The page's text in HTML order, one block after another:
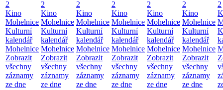
2
Kino
Mohelnice
Kulturní
kalendář
Mohelnice
Zobrazit
všechny
záznamy
ze dne
2
Kino
Mohelnice
Kulturní
kalendář
Mohelnice
Zobrazit
všechny
záznamy
ze dne
2
Kino
Mohelnice
Kulturní
kalendář
Mohelnice
Zobrazit
všechny
záznamy
ze dne
2
Kino
Mohelnice
Kulturní
kalendář
Mohelnice
Zobrazit
všechny
záznamy
ze dne
2
Kino
Mohelnice
Kulturní
kalendář
Mohelnice
Zobrazit
všechny
záznamy
ze dne
2
Kino
Mohelnice
Kulturní
kalendář
Mohelnice
Zobrazit
všechny
záznamy
ze dne
2